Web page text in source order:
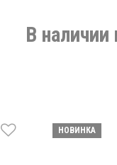
В
НОВИНКА